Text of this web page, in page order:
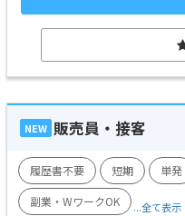
NEW 販売員・接客
履歴書不要 短期 単発
副業・WワークOK
...全て表示